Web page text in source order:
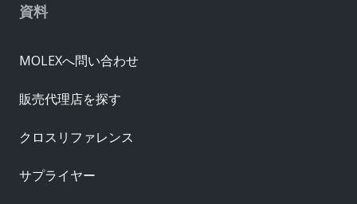
資料
MOLEXへ問い合わせ
販売代理店を探す
クロスリファレンス
サプライヤー